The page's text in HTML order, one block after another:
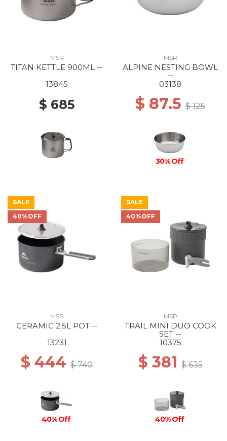
MSR
TITAN KETTLE 900ML --
13845
$ 685
MSR
ALPINE NESTING BOWL
--
03138
$ 87.5 $ 125
30% Off
SALE
40%OFF
MSR
CERAMIC 2.5L POT --
13231
$ 444 $ 740
40% Off
SALE
40%OFF
MSR
TRAIL MINI DUO COOK
SET --
10375
$ 381$ 635
40% Off